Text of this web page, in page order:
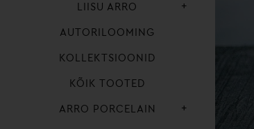
LIISU ARRO +
AUTORILOOMING
KOLLEKTSIOONID
KÕIK TOOTED
ARRO PORCELAIN +